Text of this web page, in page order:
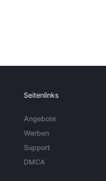
Seitenlinks
Angebote
Werben
Support
DMCA